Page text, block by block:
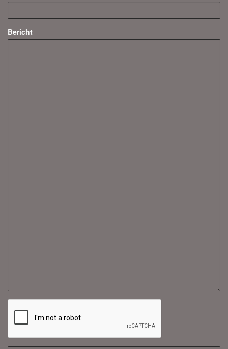
Bericht